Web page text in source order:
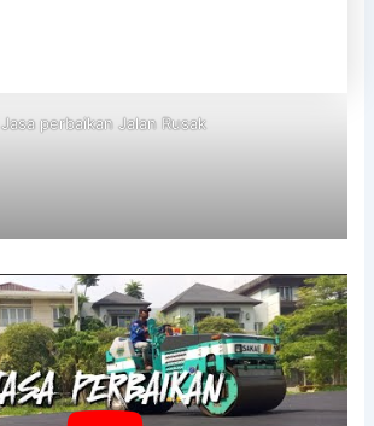
Jasa perbaikan Jalan Rusak